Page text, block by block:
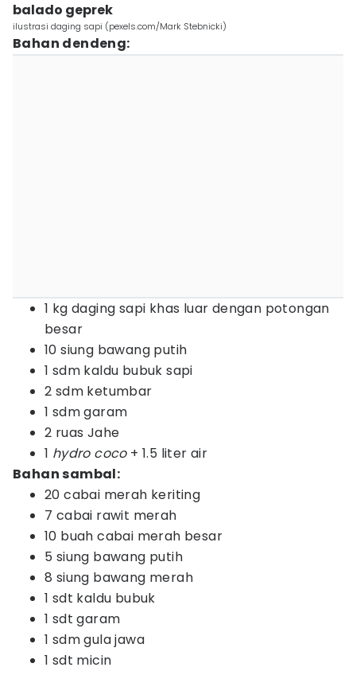
balado geprek
ilustrasi daging sapi (pexels.com/Mark Stebnicki)
Bahan dendeng:
1 kg daging sapi khas luar dengan potongan
besar
10 siung bawang putih
1 sdm kaldu bubuk sapi
2 sdm ketumbar
1 sdm garam
2 ruas Jahe
1 hydro coco+ 1.5 liter air
Bahan sambal:
20 cabai merah keriting
7 cabai rawit merah
10 buah cabai merah besar
5 siung bawang putih
8 siung bawang merah
1 sdt kaldu bubuk
1 sdt garam
1 sdm gula jawa
1 sdt micin